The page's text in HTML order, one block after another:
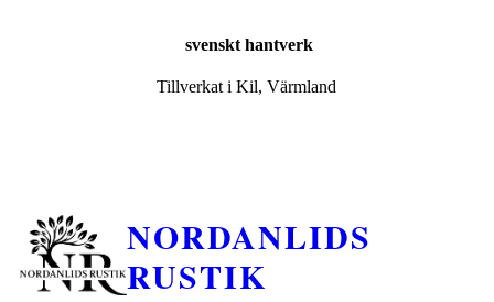
svenskt hantverk
Tillverkat i Kil, Värmland
NORDANLIDS
RUSTIK